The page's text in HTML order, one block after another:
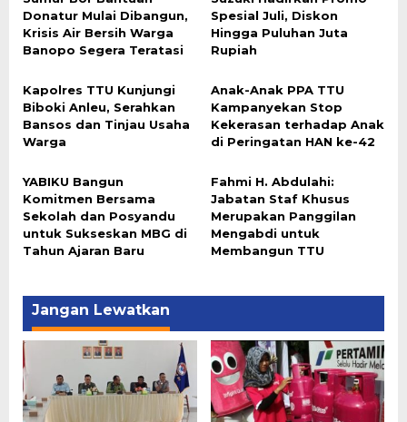
Donatur Mulai Dibangun,
Krisis Air Bersih Warga
Banopo Segera Teratasi
Spesial Juli, Diskon
Hingga Puluhan Juta
Rupiah
Kapolres TTU Kunjungi
Biboki Anleu, Serahkan
Bansos dan Tinjau Usaha
Warga
Anak-Anak PPA TTU
Kampanyekan Stop
Kekerasan terhadap Anak
di Peringatan HAN ke-42
YABIKU Bangun
Komitmen Bersama
Sekolah dan Posyandu
untuk Sukseskan MBG di
Tahun Ajaran Baru
Fahmi H. Abdulahi:
Jabatan Staf Khusus
Merupakan Panggilan
Mengabdi untuk
Membangun TTU
Jangan Lewatkan